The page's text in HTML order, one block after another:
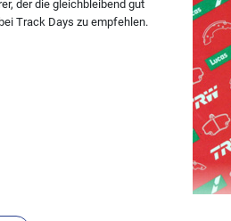
der die gleichbleibend gut
Track Days zu empfehlen.